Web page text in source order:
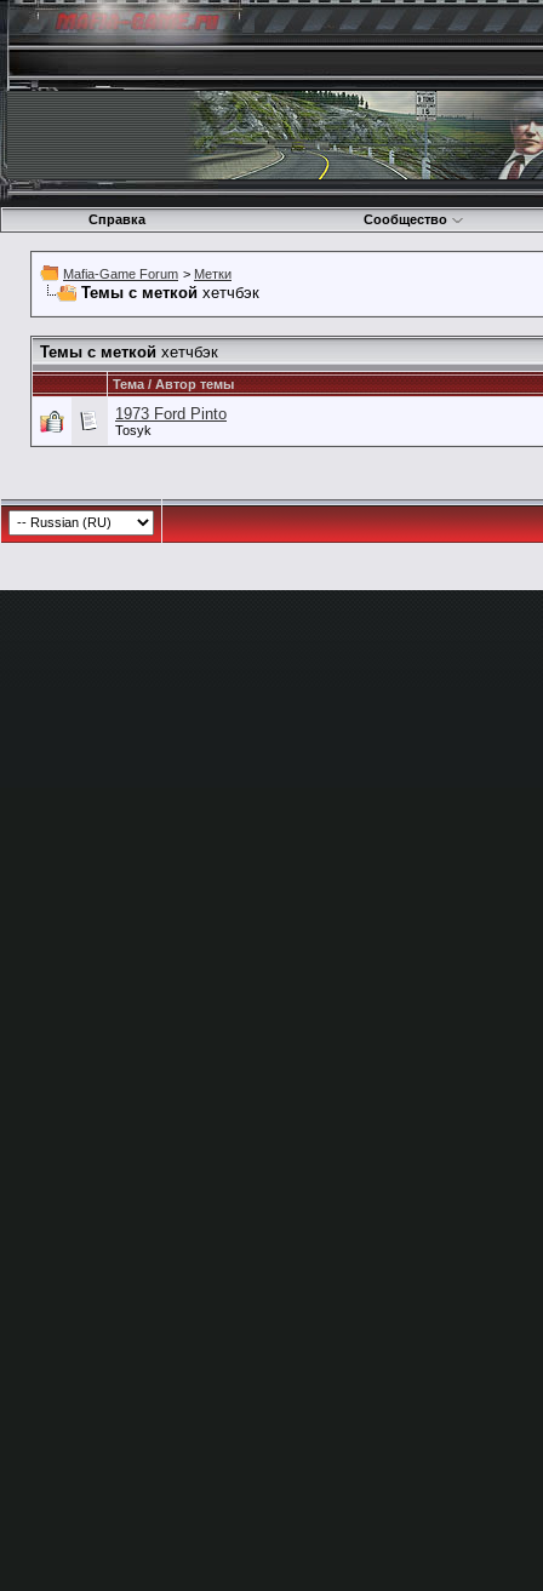
Справка Сообщество
Mafia-Game Forum > Метки
Темы с меткой хетчбэк
Темы с меткой хетчбэк
Тема / Автор темы
1973 Ford Pinto
Tosyk